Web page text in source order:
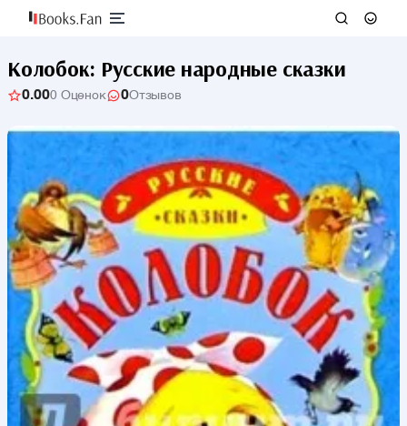
Колобок: Русские народные сказки
0.000 Оценок 0Отзывов